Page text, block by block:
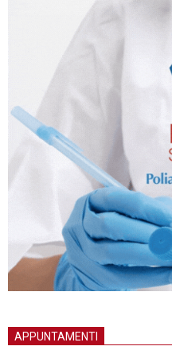
APPUNTAMENTI